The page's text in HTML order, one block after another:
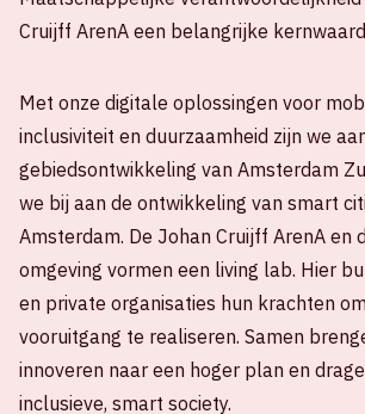
Cruijff ArenA een belangrijke
Met onze digitale oplossingen voor
inclusiviteit en duurzaamheid zijn we
gebiedsontwikkeling van Amsterdam
we bij aan de ontwikkeling van smart
Amsterdam. De Johan Cruijff ArenA en
omgeving vormen een living lab. Hier
en private organisaties hun krachten
vooruitgang te realiseren. Samen
innoveren naar een hoger plan en
inclusieve, smart society.